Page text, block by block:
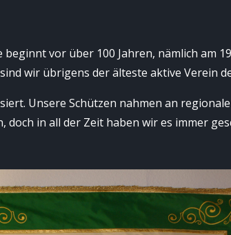
beginnt vor über 100 Jahren, nämlich am
wir übrigens der älteste aktive Verein
Unsere Schützen nahmen an
doch in all der Zeit haben wir es immer